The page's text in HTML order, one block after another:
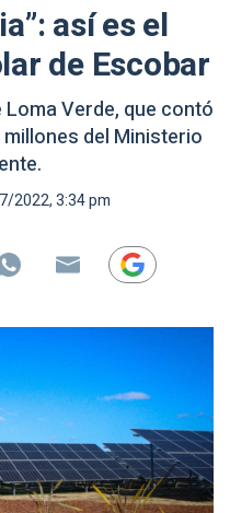
así es el
de Escobar
Verde, que contó
del Ministerio
2022, 3:34 pm